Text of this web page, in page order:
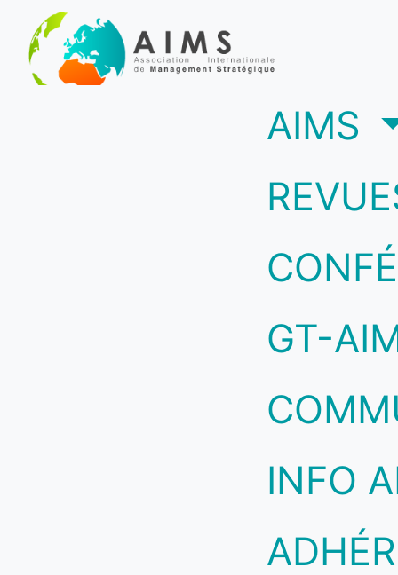
AIMS
GT-
INFO